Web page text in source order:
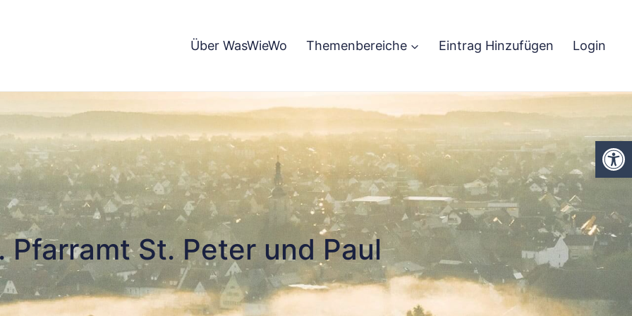
Über WasWieWo Themenbereiche Eintrag Hinzufügen Login
Pfarramt St. Peter und Paul